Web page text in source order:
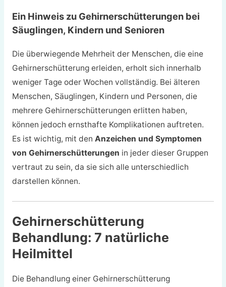
Ein Hinweis zu Gehirnerschütterungen bei
Säuglingen, Kindern und Senioren
Die überwiegende Mehrheit der Menschen, die eine
Gehirnerschütterung erleiden, erholt sich innerhalb
weniger Tage oder Wochen vollständig. Bei älteren
Menschen, Säuglingen, Kindern und Personen, die
mehrere Gehirnerschütterungen erlitten haben,
können jedoch ernsthafte Komplikationen auftreten.
Es ist wichtig, mit den Anzeichen und Symptomen
von Gehirnerschütterungen in jeder dieser Gruppen
vertraut zu sein, da sie sich alle unterschiedlich
darstellen können.
Gehirnerschütterung
Behandlung: 7 natürliche
Heilmittel
Die Behandlung einer Gehirnerschütterung